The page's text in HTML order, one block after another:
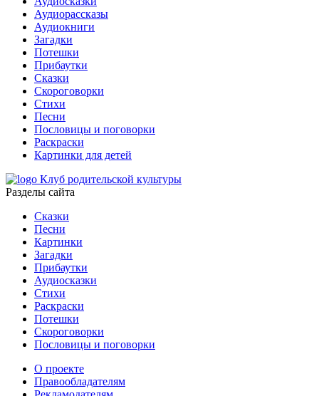
Аудиорассказы
Аудиокниги
Загадки
Потешки
Прибаутки
Сказки
Скороговорки
Стихи
Песни
Пословицы и поговорки
Раскраски
Картинки для детей
Клуб родительской культуры
Разделы сайта
Сказки
Песни
Картинки
Загадки
Прибаутки
Аудиосказки
Стихи
Раскраски
Потешки
Скороговорки
Пословицы и поговорки
О проекте
Правообладателям